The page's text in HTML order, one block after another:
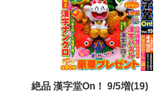
絶品 漢字堂On！ 9/5増(19)